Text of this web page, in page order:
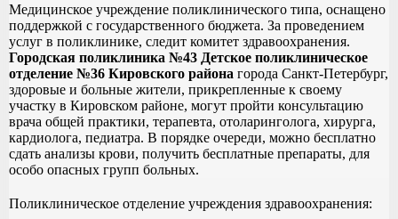
Медицинское учреждение поликлинического типа, оснащено
поддержкой с государственного бюджета. За проведением
услуг в поликлинике, следит комитет здравоохранения.
Городская поликлиника №43 Детское поликлиническое
отделение №36 Кировского района города Санкт-Петербург,
здоровые и больные жители, прикрепленные к своему
участку в Кировском районе, могут пройти консультацию
врача общей практики, терапевта, отоларинголога, хирурга,
кардиолога, педиатра. В порядке очереди, можно бесплатно
сдать анализы крови, получить бесплатные препараты, для
особо опасных групп больных.
Поликлиническое отделение учреждения здравоохранения: